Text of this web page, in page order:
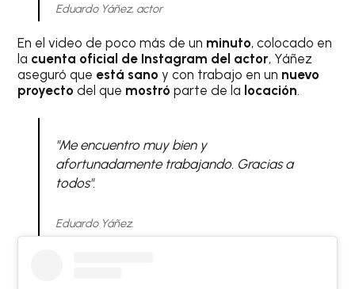
Eduardo Yáñez, actor
En el video de poco más de un minuto, colocado en
la cuenta oficial de Instagram del actor, Yáñez
aseguró que está sanoy con trabajo en un nuevo
proyecto del que mostróparte de la locación.
"Me encuentro muy bien y
afortunadamente trabajando. Gracias a
todos".
Eduardo Yáñez.